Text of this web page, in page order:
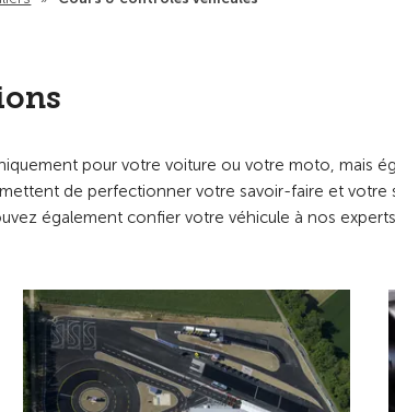
pour votre voiture ou votre moto, mais
de perfectionner votre savoir-faire et votre
également confier votre véhicule à nos